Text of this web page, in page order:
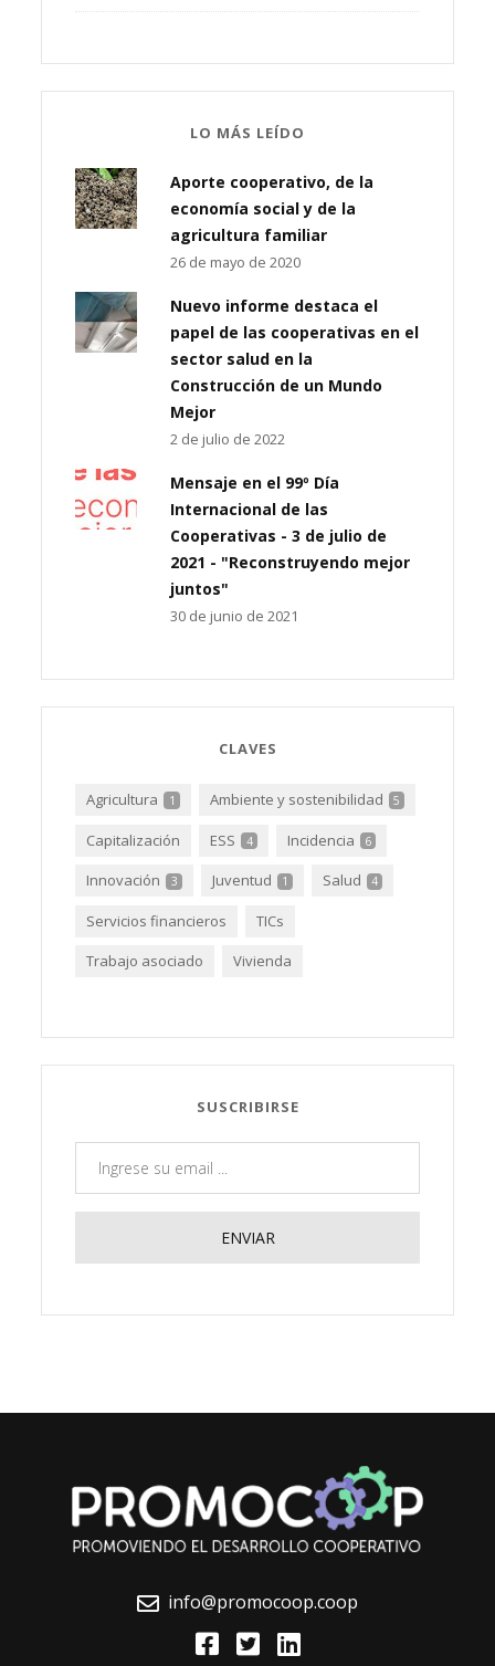
LO MÁS LEÍDO
Aporte cooperativo, de la
economía social y de la
agricultura familiar
26 de mayo de 2020
Nuevo informe destaca el
papel de las cooperativas en el
sector salud en la
Construcción de un Mundo
Mejor
2 de julio de 2022
Mensaje en el 99º Día
Internacional de las
Cooperativas - 3 de julio de
2021 - "Reconstruyendo mejor
juntos"
30 de junio de 2021
CLAVES
Agricultura 1 Ambiente y sostenibilidad 5
Capitalización ESS 4 Incidencia 6
Innovación 3 Juventud 1 Salud 4
Servicios financieros TICs
Trabajo asociado Vivienda
SUSCRIBIRSE
info@promocoop.coop